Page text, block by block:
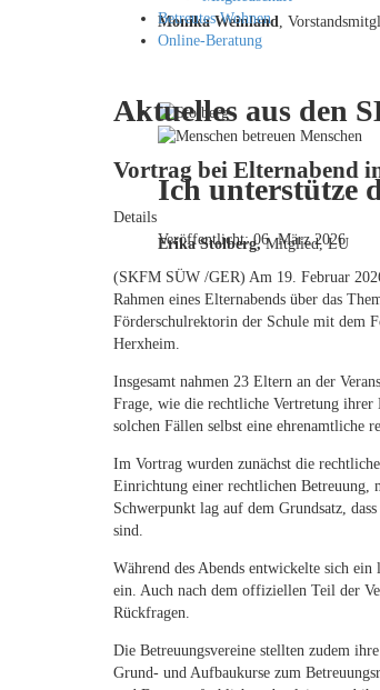
Monika Weinland,
Ich unterstütze
Erika Stolberg,Mitglied, LU
Betreutes Wohnen
Online-Beratung
Aktuelles aus den
Vortrag bei Elternabend
Details
Veröffentlicht: 06. März 2026
(SKFM SÜW /GER) Am 19. Februar
Rahmen eines Elternabends über das
Förderschulrektorin der Schule mit dem
Herxheim.
Insgesamt nahmen 23 Eltern an der
Frage, wie die rechtliche Vertretung
solchen Fällen selbst eine ehrenamtliche
Im Vortrag wurden zunächst die
Einrichtung einer rechtlichen Betreuung,
Schwerpunkt lag auf dem Grundsatz,
sind.
Während des Abends entwickelte sich
ein. Auch nach dem offiziellen Teil der
Rückfragen.
Die Betreuungsvereine stellten zudem
Grund- und Aufbaukurse zum